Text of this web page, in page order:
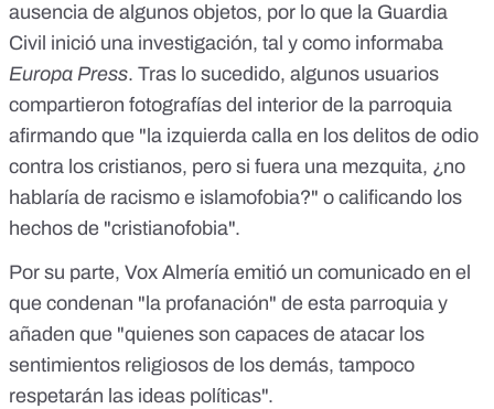
ausencia de algunos objetos, por lo que la Guardia
Civil inició una investigación, tal y como informaba
Europa Press. Tras lo sucedido, algunos usuarios
compartieron fotografías del interior de la parroquia
afirmando que "la izquierda calla en los delitos de odio
contra los cristianos, pero si fuera una mezquita, ¿no
hablaría de racismo e islamofobia?" o calificando los
hechos de "cristianofobia".
Por su parte, Vox Almería emitió un comunicado en el
que condenan "la profanación" de esta parroquia y
añaden que "quienes son capaces de atacar los
sentimientos religiosos de los demás, tampoco
respetarán las ideas políticas".